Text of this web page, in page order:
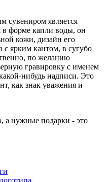
сувениром является
в форме капли воды, он
кожи, дизайн его
с ярким кантом, в сугубо
по желанию
гравировку с именем
нибудь надписи. Это
как знак уважения и
а нужные подарки - это